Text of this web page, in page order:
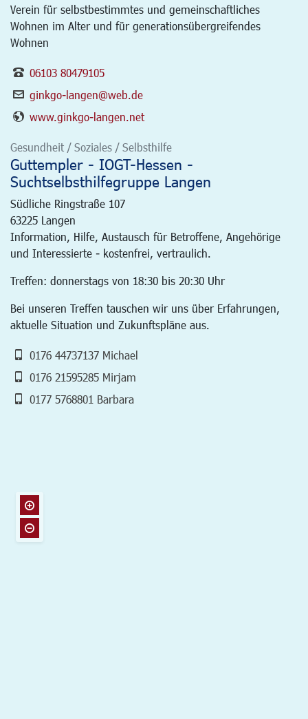
Verein für selbstbestimmtes und gemeinschaftliches
Wohnen im Alter und für generationsübergreifendes
Wohnen
06103 80479105
ginkgo-langen@web.de
www.ginkgo-langen.net
Gesundheit / Soziales / Selbsthilfe
Guttempler - IOGT-Hessen -
Suchtselbsthilfegruppe Langen
Südliche Ringstraße 107
63225 Langen
Information, Hilfe, Austausch für Betroffene, Angehörige
und Interessierte - kostenfrei, vertraulich.
Treffen: donnerstags von 18:30 bis 20:30 Uhr
Bei unseren Treffen tauschen wir uns über Erfahrungen,
aktuelle Situation und Zukunftspläne aus.
0176 44737137 Michael
0176 21595285 Mirjam
0177 5768801 Barbara